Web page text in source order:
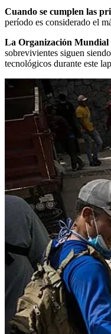
Cuando se cumplen las
período es considerado el
La Organización Mundial
sobrevivientes siguen
tecnológicos durante este